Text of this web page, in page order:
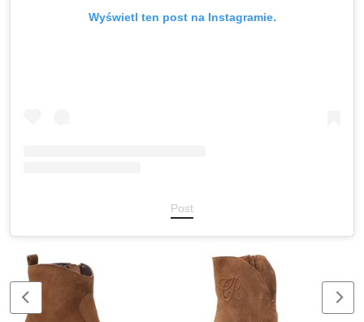
Wyświetl ten post na Instagramie.
Post